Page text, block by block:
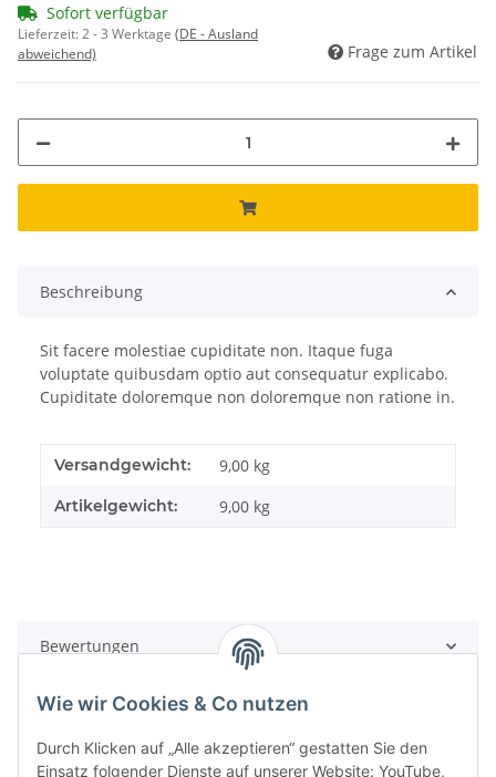
Sofort verfügbar
Lieferzeit:2 - 3 Werktage (DE - Ausland
abweichend)
Frage zum Artikel
Beschreibung
Sit facere molestiae cupiditate non. Itaque fuga
voluptate quibusdam optio aut consequatur explicabo.
Cupiditate doloremque non doloremque non ratione in.
Versandgewicht: 9,00 kg
Artikelgewicht: 9,00 kg
Bewertungen
Wie wir Cookies & Co nutzen
Durch Klicken auf „Alle akzeptieren“ gestatten Sie den
Einsatz folgender Dienste auf unserer Website: YouTube,